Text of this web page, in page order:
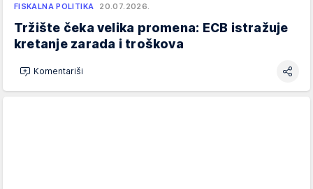
FISKALNA POLITIKA 20.07.2026.
Tržište čeka velika promena: ECB istražuje
kretanje zarada i troškova
Komentariši